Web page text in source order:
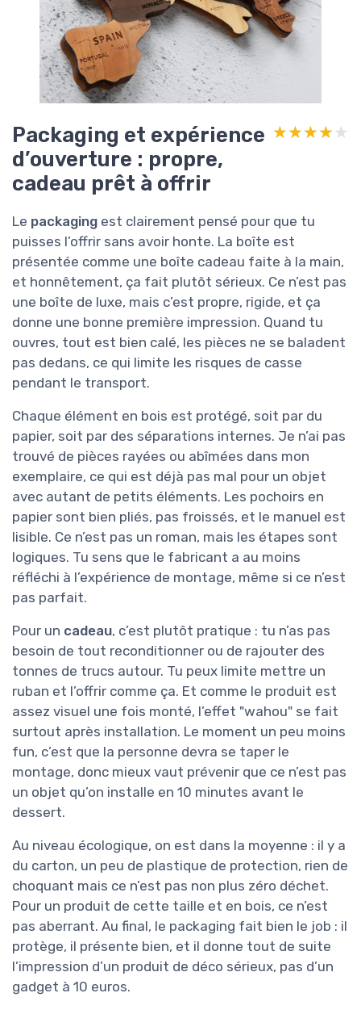
Packaging et expérience
d’ouverture : propre,
cadeau prêt à offrir
★★★★★
★★★★★
Le packaging est clairement pensé pour que tu
puisses l’offrir sans avoir honte. La boîte est
présentée comme une boîte cadeau faite à la main,
et honnêtement, ça fait plutôt sérieux. Ce n’est pas
une boîte de luxe, mais c’est propre, rigide, et ça
donne une bonne première impression. Quand tu
ouvres, tout est bien calé, les pièces ne se baladent
pas dedans, ce qui limite les risques de casse
pendant le transport.
Chaque élément en bois est protégé, soit par du
papier, soit par des séparations internes. Je n’ai pas
trouvé de pièces rayées ou abîmées dans mon
exemplaire, ce qui est déjà pas mal pour un objet
avec autant de petits éléments. Les pochoirs en
papier sont bien pliés, pas froissés, et le manuel est
lisible. Ce n’est pas un roman, mais les étapes sont
logiques. Tu sens que le fabricant a au moins
réfléchi à l’expérience de montage, même si ce n’est
pas parfait.
Pour un cadeau, c’est plutôt pratique : tu n’as pas
besoin de tout reconditionner ou de rajouter des
tonnes de trucs autour. Tu peux limite mettre un
ruban et l’offrir comme ça. Et comme le produit est
assez visuel une fois monté, l’effet "wahou" se fait
surtout après installation. Le moment un peu moins
fun, c’est que la personne devra se taper le
montage, donc mieux vaut prévenir que ce n’est pas
un objet qu’on installe en 10 minutes avant le
dessert.
Au niveau écologique, on est dans la moyenne : il y a
du carton, un peu de plastique de protection, rien de
choquant mais ce n’est pas non plus zéro déchet.
Pour un produit de cette taille et en bois, ce n’est
pas aberrant. Au final, le packaging fait bien le job : il
protège, il présente bien, et il donne tout de suite
l’impression d’un produit de déco sérieux, pas d’un
gadget à 10 euros.